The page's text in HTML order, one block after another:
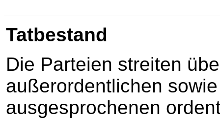
Tatbestand
Die Parteien streiten
außerordentlichen
ausgesprochenen